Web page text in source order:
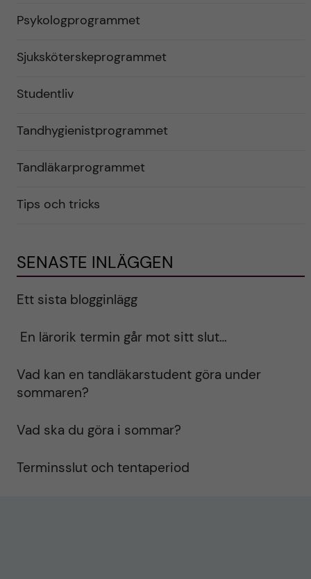
Psykologprogrammet
Sjuksköterskeprogrammet
Studentliv
Tandhygienistprogrammet
Tandläkarprogrammet
Tips och tricks
SENASTE INLÄGGEN
Ett sista blogginlägg
En lärorik termin går mot sitt slut…
Vad kan en tandläkarstudent göra under
sommaren?
Vad ska du göra i sommar?
Terminsslut och tentaperiod